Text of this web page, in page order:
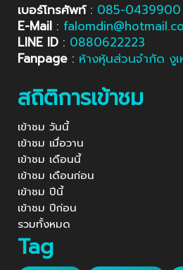
เบอร์โทรศัพท์: 085-0439900
E-Mail :
LINE ID : 0880622223
Fanpage : ห้างหุ้นส่วนจำกัด งู
สถิติการเข้าชม
เข้าชม วันนี้
เข้าชม เมื่อวาน
เข้าชม เดือนนี้
เข้าชม เดือนก่อน
เข้าชม ปีนี้
เข้าชม ปีก่อน
รวมทั้งหมด
Tag